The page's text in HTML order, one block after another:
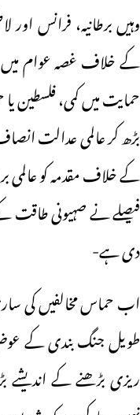
وہیں برطانیہ، فرانس اور
کے خلاف غصہ عوام میں
حمایت میں کمی،
بڑھ کر عالمی عدالت
کے خلاف مقدمہ کو عالمی
فیصلے نے صہیونی طاقت
دی ہے-
اب حماس مخالفیں کی
طویل جنگ بندی کے عوض
ریزی بڑھنے کے اندیشے